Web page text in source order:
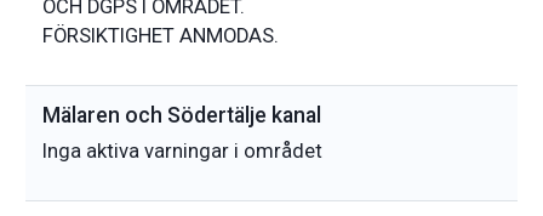
OCH DGPS I OMRÅDET.
Mälaren och Södertälje kanal
Inga aktiva varningar i området